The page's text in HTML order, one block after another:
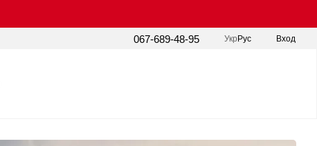
067-689-48-95 Укр Рус Вход